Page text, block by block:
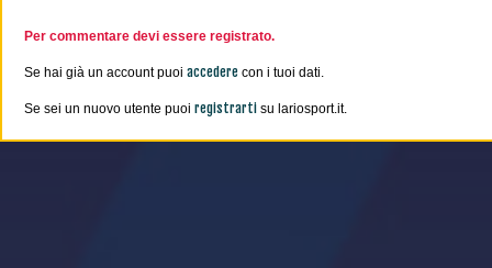
Per commentare devi essere registrato.
Se hai già un account puoi accedere con i tuoi dati.
Se sei un nuovo utente puoi registrarti su lariosport.it.